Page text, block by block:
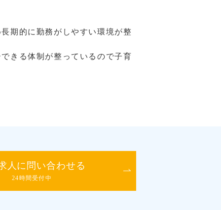
期的に勤務がしやすい環境が整
きる体制が整っているので子育
人に問い合わせる
24時間受付中